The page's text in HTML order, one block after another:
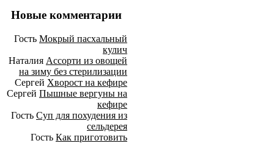
Новые комментарии
Гость Мокрый пасхальный
кулич
Наталия Ассорти из овощей
на зиму без стерилизации
Сергей Хворост на кефире
Сергей Пышные вергуны на
кефире
Гость Суп для похудения из
сельдерея
Гость Как приготовить